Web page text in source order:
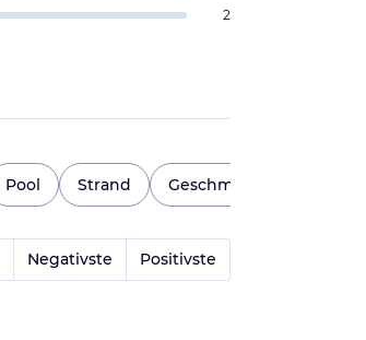
2
Pool Strand Geschmack
Negativste Positivste